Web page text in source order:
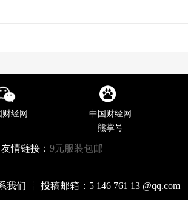
财经网
中国财经网
熊掌号
友情链接： 9元服装包邮
我们 ┊ 投稿邮箱：5 146 761 13 @qq.com